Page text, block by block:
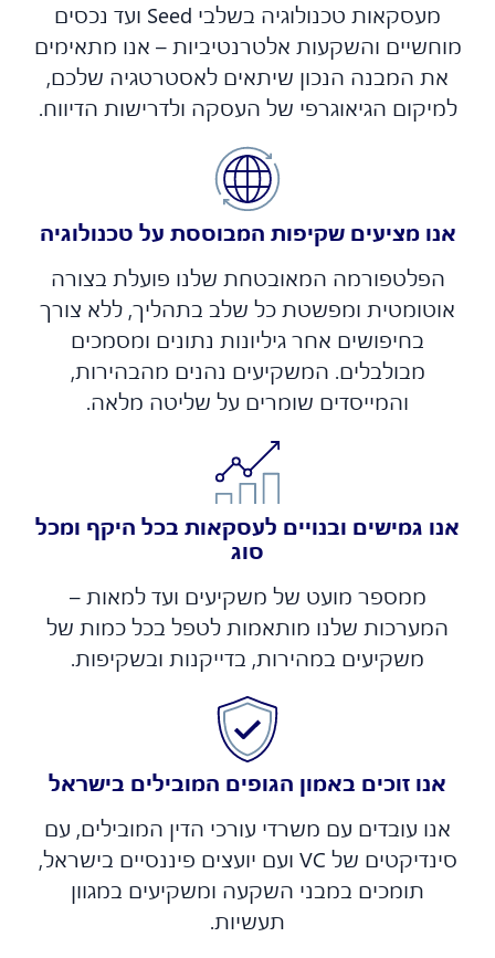
מעסקאות טכנולוגיה בשלבי Seed ועד נכסים
והשקעות אלטרנטיביות – אנו מתאימים
את המבנה הנכון שיתאים לאסטרטגיה שלכם,
הגיאוגרפי של העסקה ולדרישות הדיווח.
מציעים שקיפות המבוססת על טכנולוגיה
הפלטפורמה המאובטחת שלנו פועלת בצורה
ומפשטת כל שלב בתהליך, ללא צורך
בחיפושים אחר גיליונות נתונים ומסמכים
מבולבלים. המשקיעים נהנים מהבהירות,
והמייסדים שומרים על שליטה מלאה.
גמישים ובנויים לעסקאות בכל היקף ומכל
ממספר מועט של משקיעים ועד למאות –
המערכות שלנו מותאמות לטפל בכל כמות של
משקיעים במהירות, בדייקנות ובשקיפות.
אנו זוכים באמון הגופים המובילים בישראל
אנו עובדים עם משרדי עורכי הדין המובילים, עם
סינדיקטים של VC ועם יועצים פיננסיים בישראל,
תומכים במבני השקעה ומשקיעים במגוון
תעשיות.